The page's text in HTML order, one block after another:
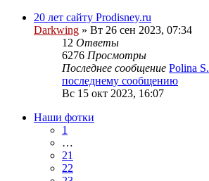
20 лет сайту Prodisney.ru
Darkwing » Вт 26 сен 2023, 07:34
12 Ответы
6276 Просмотры
Последнее сообщение Polina S.
последнему сообщению
Вс 15 окт 2023, 16:07
Наши фотки
1
…
21
22